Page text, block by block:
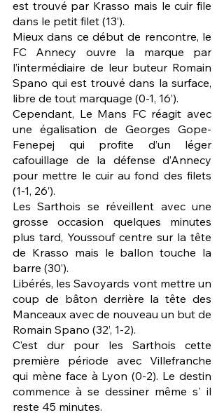
est trouvé par Krasso mais le cuir file
dans le petit filet (13’).
Mieux dans ce début de rencontre, le
FC Annecy ouvre la marque par
l’intermédiaire de leur buteur Romain
Spano qui est trouvé dans la surface,
libre de tout marquage (0-1, 16’).
Cependant, Le Mans FC réagit avec
une égalisation de Georges Gope-
Fenepej qui profite d’un léger
cafouillage de la défense d’Annecy
pour mettre le cuir au fond des filets
(1-1, 26’).
Les Sarthois se réveillent avec une
grosse occasion quelques minutes
plus tard, Youssouf centre sur la tête
de Krasso mais le ballon touche la
barre (30’).
Libérés, les Savoyards vont mettre un
coup de bâton derrière la tête des
Manceaux avec de nouveau un but de
Romain Spano (32’, 1-2).
C’est dur pour les Sarthois cette
première période avec Villefranche
qui mène face à Lyon (0-2). Le destin
commence à se dessiner même s' il
reste 45 minutes.